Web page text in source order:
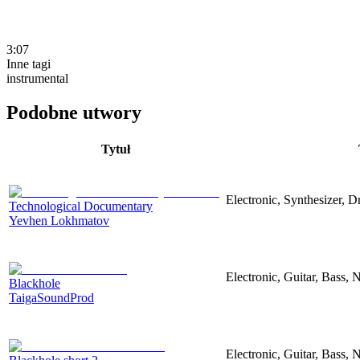
3:07
Inne tagi
instrumental
Podobne utwory
Tytuł
Technological Documentary
Yevhen Lokhmatov
Electronic, Synthesizer,
Blackhole
TaigaSoundProd
Electronic, Guitar, Bass,
Electronic, Guitar, Bass,